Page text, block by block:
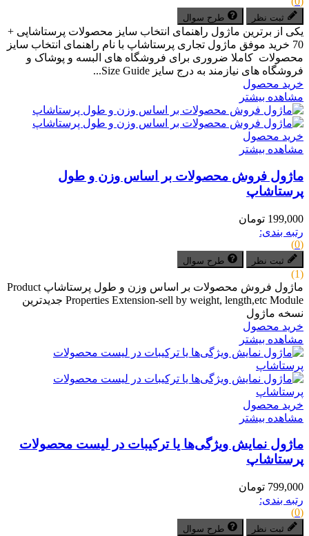
ثبت نظر طرح سوال
یکی از برترین ماژول راهنمای انتخاب سایز محصولات پرستاشاپی +
70 خرید موفق ماژول تجاری پرستاشاپ با نام راهنمای انتخاب سایز
محصولات کاملا ضروری برای فروشگاه های البسه و پوشاک و
فروشگاه های نیازمند به درج سایز Size Guide...
خرید محصول
مشاهده بیشتر
خرید محصول
مشاهده بیشتر
ماژول فروش محصولات بر اساس وزن و طول
پرستاشاپ
199,000 تومان
رتبه بندی:
(0)
ثبت نظر طرح سوال
(1)
ماژول فروش محصولات بر اساس وزن و طول پرستاشاپ Product
Properties Extension-sell by weight, length,etc Module جدیدترین
نسخه ماژول
خرید محصول
مشاهده بیشتر
خرید محصول
مشاهده بیشتر
ماژول نمایش ویژگی‌ها یا ترکیبات در لیست محصولات
پرستاشاپ
799,000 تومان
رتبه بندی:
(0)
ثبت نظر طرح سوال